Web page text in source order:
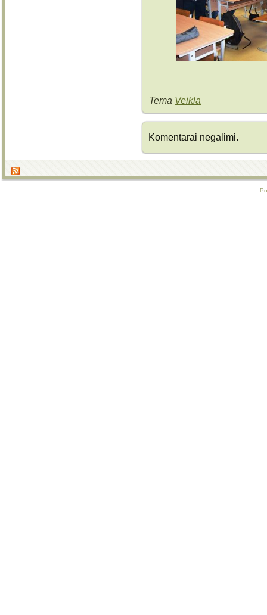
Tema Veikla
Komentarai negalimi.